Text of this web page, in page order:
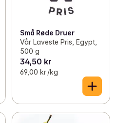
Små Røde Druer
Vår Laveste Pris, Egypt,
500 g
34,50 kr
69,00 kr /kg